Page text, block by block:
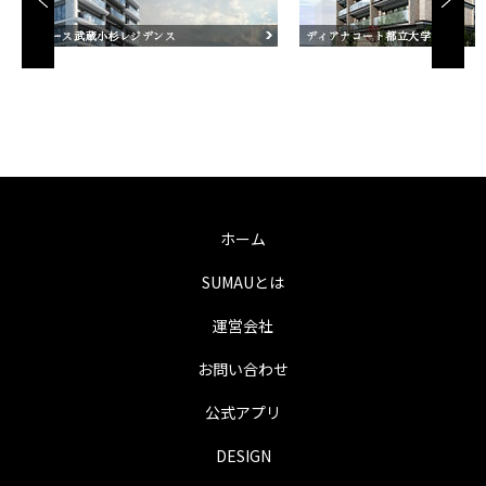
ホーム
SUMAUとは
運営会社
お問い合わせ
公式アプリ
DESIGN